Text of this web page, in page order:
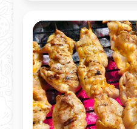
привлекает
на шампурах.